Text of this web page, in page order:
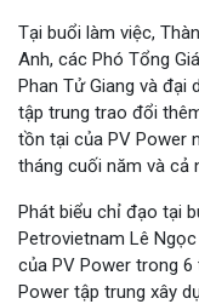
Tại buổi làm việc,
Anh, các Phó Tổng
Phan Tử Giang và đại
tập trung trao đổi
tồn tại của PV Power
tháng cuối năm và cả
Phát biểu chỉ đạo tại
Petrovietnam Lê
của PV Power trong
Power tập trung xây